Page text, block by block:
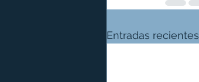
Entradas recientes